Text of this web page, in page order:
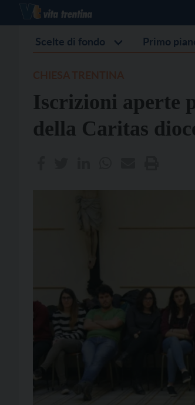
Scelte di fondo Primo
Iscrizioni aperte
della Caritas